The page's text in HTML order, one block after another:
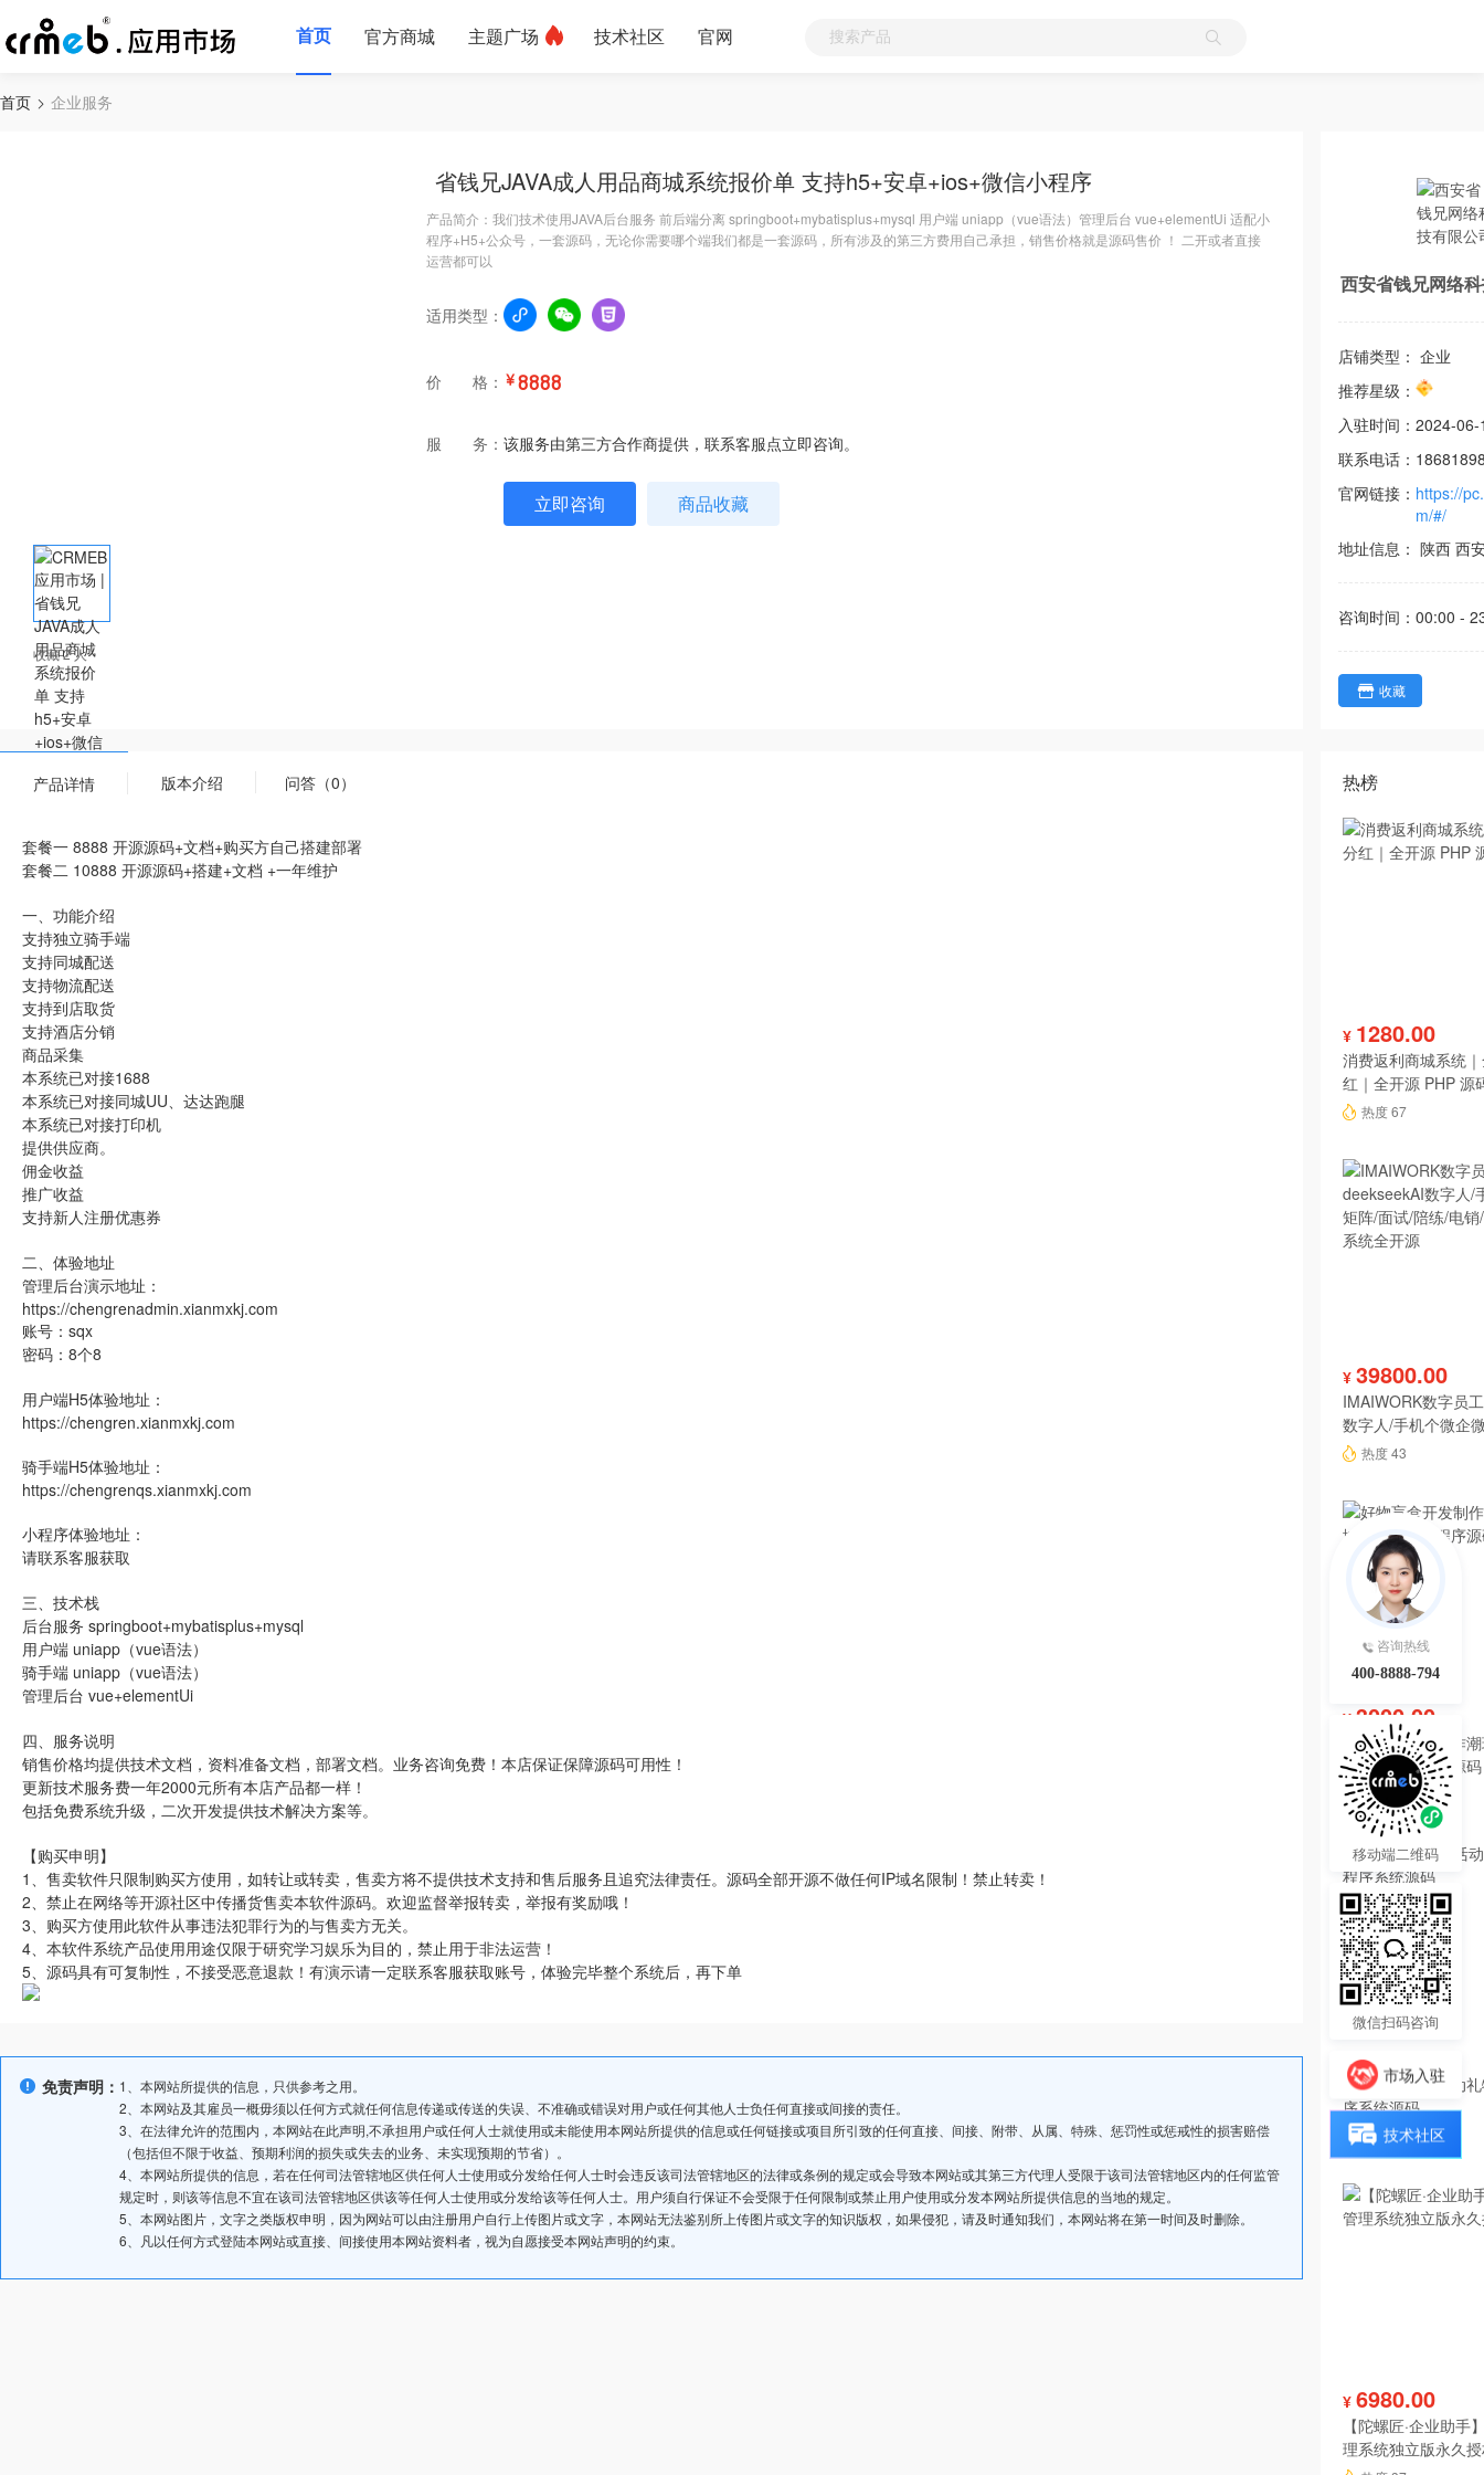
首页 官方商城 主题广场 技术社区 官网
首页 企业服务
收藏 2 人
省钱兄JAVA成人用品商城系统报价单 支持h5+安卓+ios+微信小程序
产品简介：我们技术使用JAVA后台服务 前后端分离 springboot+mybatisplus+mysql 用户端 uniapp（vue语法）管理后台 vue+elementUi 适配小
程序+H5+公众号，一套源码，无论你需要哪个端我们都是一套源码，所有涉及的第三方费用自己承担，销售价格就是源码售价 ！ 二开或者直接
运营都可以
适用类型：
价 格： ￥8888
服 务： 该服务由第三方合作商提供，联系客服点立即咨询。
立即咨询 商品收藏
西安省钱兄网络
店铺类型： 企业
推荐星级：
入驻时间： 2024-06-
联系电话：
官网链接： https://
m/#/
地址信息： 陕西 西
咨询时间： 00:00 -
收藏
产品详情 版本介绍 问答（0）
套餐一 8888 开源源码+文档+购买方自己搭建部署
套餐二 10888 开源源码+搭建+文档 +一年维护
一、功能介绍
支持独立骑手端
支持同城配送
支持物流配送
支持到店取货
支持酒店分销
商品采集
本系统已对接1688
本系统已对接同城UU、达达跑腿
本系统已对接打印机
提供供应商。
佣金收益
推广收益
支持新人注册优惠券
二、体验地址
管理后台演示地址：
https://chengrenadmin.xianmxkj.com
账号：sqx
密码：8个8
用户端H5体验地址：
https://chengren.xianmxkj.com
骑手端H5体验地址：
https://chengrenqs.xianmxkj.com
小程序体验地址：
请联系客服获取
三、技术栈
后台服务 springboot+mybatisplus+mysql
用户端 uniapp（vue语法）
骑手端 uniapp（vue语法）
管理后台 vue+elementUi
四、服务说明
销售价格均提供技术文档，资料准备文档，部署文档。业务咨询免费！本店保证保障源码可用性！
更新技术服务费一年2000元所有本店产品都一样！
包括免费系统升级，二次开发提供技术解决方案等。
【购买申明】
1、售卖软件只限制购买方使用，如转让或转卖，售卖方将不提供技术支持和售后服务且追究法律责任。源码全部开源不做任何IP域名限制！禁止转卖！
2、禁止在网络等开源社区中传播货售卖本软件源码。欢迎监督举报转卖，举报有奖励哦！
3、购买方使用此软件从事违法犯罪行为的与售卖方无关。
4、本软件系统产品使用用途仅限于研究学习娱乐为目的，禁止用于非法运营！
5、源码具有可复制性，不接受恶意退款！有演示请一定联系客服获取账号，体验完毕整个系统后，再下单
免责声明： 1、本网站所提供的信息，只供参考之用。
2、本网站及其雇员一概毋须以任何方式就任何信息传递或传送的失误、不准确或错误对用户或任何其他人士负任何直接或间接的责任。
3、在法律允许的范围内，本网站在此声明,不承担用户或任何人士就使用或未能使用本网站所提供的信息或任何链接或项目所引致的任何直接、间接、附带、从属、特殊、惩罚性或惩戒性的损害赔偿
（包括但不限于收益、预期利润的损失或失去的业务、未实现预期的节省）。
4、本网站所提供的信息，若在任何司法管辖地区供任何人士使用或分发给任何人士时会违反该司法管辖地区的法律或条例的规定或会导致本网站或其第三方代理人受限于该司法管辖地区内的任何监管
规定时，则该等信息不宜在该司法管辖地区供该等任何人士使用或分发给该等任何人士。用户须自行保证不会受限于任何限制或禁止用户使用或分发本网站所提供信息的当地的规定。
5、本网站图片，文字之类版权申明，因为网站可以由注册用户自行上传图片或文字，本网站无法鉴别所上传图片或文字的知识版权，如果侵犯，请及时通知我们，本网站将在第一时间及时删除。
6、凡以任何方式登陆本网站或直接、间接使用本网站资料者，视为自愿接受本网站声明的约束。
热榜
¥ 1280.00
消费返利商城系统
红｜全开源 PHP 源
热度 67
¥ 39800.00
IMAIWORK数字员
数字人/手机个微企
陪练/电销/客服/法
热度 43
¥ 3000.00
好物盲盒开发制作
软件系统小程序源码
热度 40
¥ 199.00
投票分享报名活动
序系统源码
热度 38
¥ 6980.00
【陀螺匠·企业助手
理系统独立版永久
咨询热线
400-8888-794
移动端二维码
微信扫码咨询
市场入驻
技术社区